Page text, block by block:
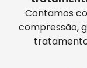
Contamos
compressão,